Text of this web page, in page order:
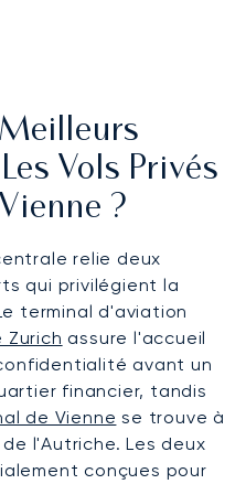
Vols Privés
?
relie deux
qui privilégient la
terminal d'aviation
assure l'accueil
avant un
financier, tandis
de Vienne se trouve à
l'Autriche. Les deux
conçues pour